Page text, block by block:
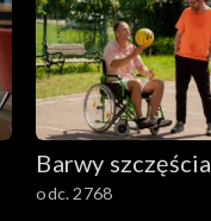
Barwy szczęścia
odc. 2768